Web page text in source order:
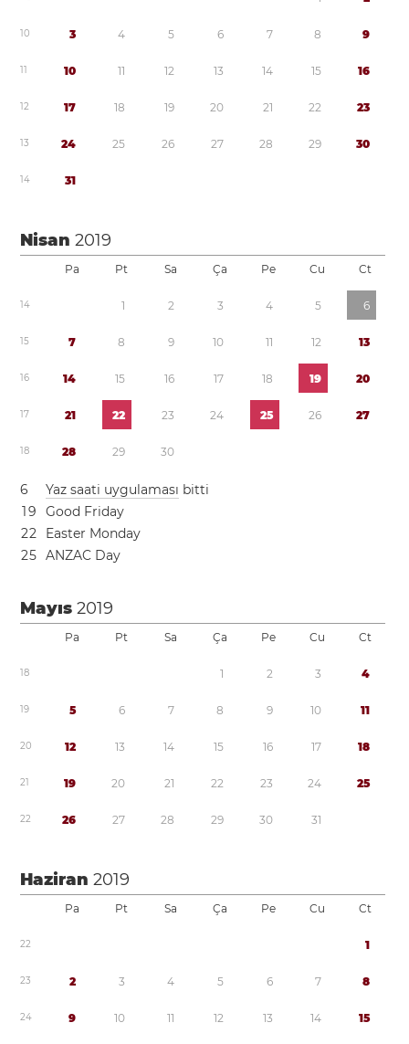
10 3 4 5 6 7 8 9
11 10 11 12 13 14 15 16
12 17 18 19 20 21 22 23
13 24 25 26 27 28 29 30
14 31
Nisan2019
Pa Pt Sa Ça Pe Cu Ct
14 1 2 3 4 5 6
15 7 8 9 10 11 12 13
16 14 15 16 17 18 19 20
17 21 22 23 24 25 26 27
18 28 29 30
6 Yaz saati uygulaması bitti
19
Good Friday
22
Easter Monday
25 ANZAC Day
Mayıs2019
Pa Pt Sa Ça Pe Cu Ct
18 1 2 3 4
19 5 6 7 8 9 10 11
20 12 13 14 15 16 17 18
21 19 20 21 22 23 24 25
22 26 27 28 29 30 31
Haziran2019
Pa Pt Sa Ça Pe Cu Ct
22 1
23 2 3 4 5 6 7 8
24 9 10 11 12 13 14 15